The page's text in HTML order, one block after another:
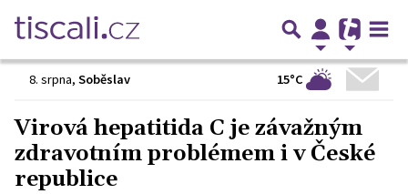
8. srpna, Soběslav 15°C
Virová hepatitida C je závažným
zdravotním problémem i v České
republice